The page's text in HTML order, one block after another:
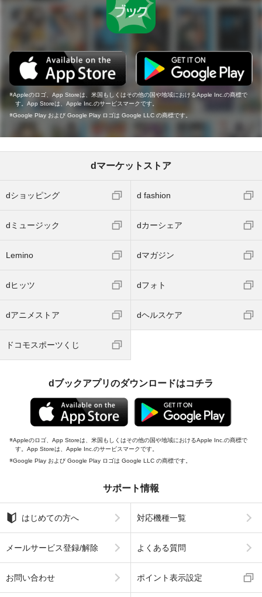
Appleのロゴ、App Storeは、米国もしくはその他の国や地域におけるApple Inc.の商標で
す。App Storeは、Apple Inc.のサービスマークです。
Google Play および Google Play ロゴは Google LLC の商標です。
dマーケットストア
dショッピング d fashion
dミュージック dカーシェア
Lemino dマガジン
dヒッツ dフォト
dアニメストア dヘルスケア
ドコモスポーツくじ
dブックアプリのダウンロードはコチラ
Appleのロゴ、App Storeは、米国もしくはその他の国や地域におけるApple Inc.の商標で
す。App Storeは、Apple Inc.のサービスマークです。
Google Play および Google Play ロゴは Google LLC の商標です。
サポート情報
はじめての方へ 対応機種一覧
メールサービス登録/解除 よくある質問
お問い合わせ ポイント表示設定